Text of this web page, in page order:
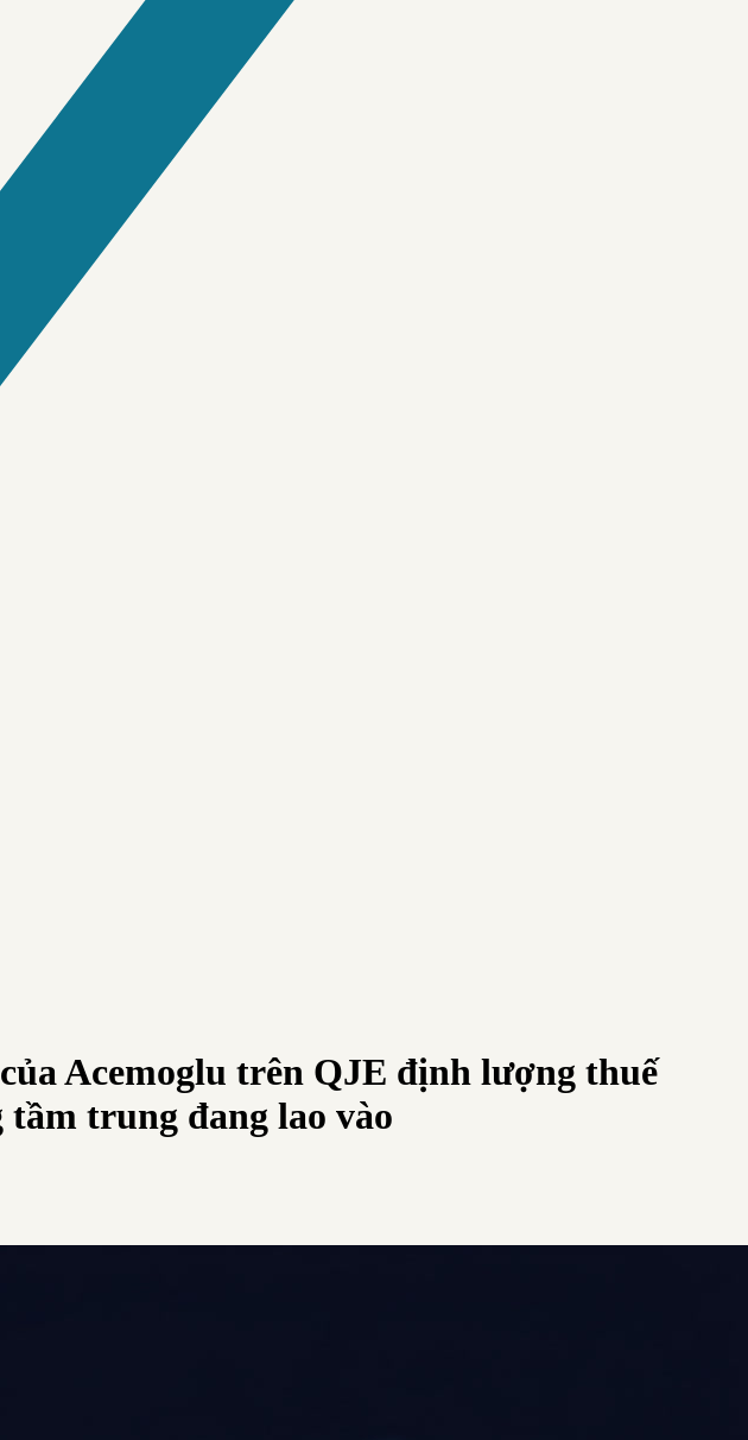
Acemoglu trên QJE định lượng thuế
trung đang lao vào